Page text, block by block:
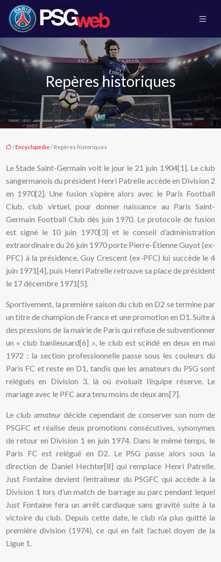
Repères historiques
/Encyclopédie / Repères historiques
Le Stade Saint-Germain voit le jour le 21 juin 1904[1]. Le club
sangermanois du président Henri Patrelle accède en Division 2
en 1970[2]. Une fusion s’opère alors avec le Paris Football
Club, club virtuel, pour donner naissance au Paris Saint-
Germain Football Club dès juin 1970. Le protocole de fusion
est signé le 10 juin 1970[3] et le conseil d’administration
extraordinaire du 26 juin 1970 porte Pierre-Étienne Guyot (ex-
PFC) à la présidence. Guy Crescent (ex-PFC) lui succède le 4
juin 1971[4], puis Henri Patrelle retrouve sa place de président
le 17 décembre 1971[5].
Sportivement, la première saison du club en D2 se termine par
un titre de champion de France et une promotion en D1. Suite à
des pressions de la mairie de Paris qui refuse de subventionner
un « club banlieusard[6] », le club est scindé en deux en mai
1972 : la section professionnelle passe sous les couleurs du
Paris FC et reste en D1, tandis que les amateurs du PSG sont
relégués en Division 3, là où évoluait l’équipe réserve. Le
mariage avec le PFC aura tenu moins de deux ans[7].
Le club amateurdécide cependant de conserver son nom de
PSGFC et réalise deux promotions consécutives, synonymes
de retour en Division 1 en juin 1974. Dans le même temps, le
Paris FC est relégué en D2. Le PSG passe alors sous la
direction de Daniel Hechter[8] qui remplace Henri Patrelle.
Just Fontaine devient l’entraîneur du PSGFC qui accède à la
Division 1 lors d’un match de barrage au parc pendant lequel
Just Fontaine fera un arrêt cardiaque sans gravité suite à la
victoire du club. Depuis cette date, le club n’a plus quitté la
première division (1974), ce qui en fait l’actuel doyen de la
Ligue 1.